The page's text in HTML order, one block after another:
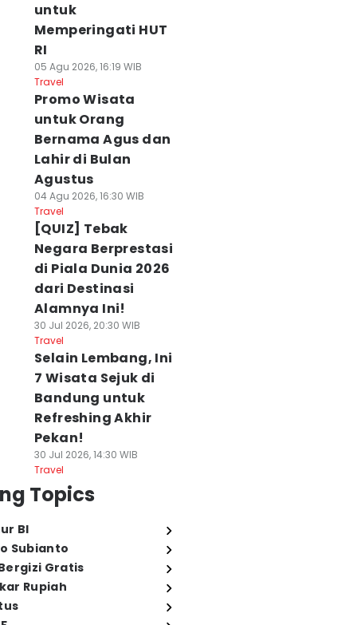
untuk
Memperingati HUT
RI
05 Agu 2026, 16:19 WIB
Travel
Promo Wisata
untuk Orang
Bernama Agus dan
Lahir di Bulan
Agustus
04 Agu 2026, 16:30 WIB
Travel
[QUIZ] Tebak
Negara Berprestasi
di Piala Dunia 2026
dari Destinasi
Alamnya Ini!
30 Jul 2026, 20:30 WIB
Travel
Selain Lembang, Ini
7 Wisata Sejuk di
Bandung untuk
Refreshing Akhir
Pekan!
30 Jul 2026, 14:30 WIB
Travel
Topics
BI
Subianto
Gratis
Rupiah